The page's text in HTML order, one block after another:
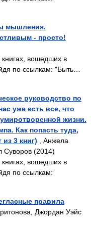
мышления.
- просто!
вошедших в
по ссылкам: "Быть…
руководство по
уже есть все, что
жизни.
Как попасть туда,
3 книг) , Анжела
Суворов (2014)
вошедших в
по ссылкам:
правила
Джордан Уэйс